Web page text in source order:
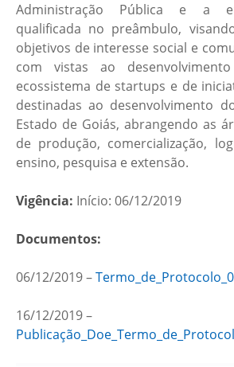
Administração Pública e a
qualificada no preâmbulo,
objetivos de interesse social e
com vistas ao
ecossistema de startups e de
destinadas ao desenvolvimento
Estado de Goiás, abrangendo as
de produção, comercialização,
ensino, pesquisa e extensão.
Vigência: Início: 06/12/2019
Documentos:
06/12/2019 –
16/12/2019 –